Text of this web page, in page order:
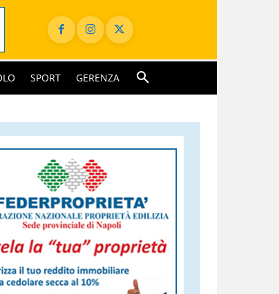
SPORT GERENZA